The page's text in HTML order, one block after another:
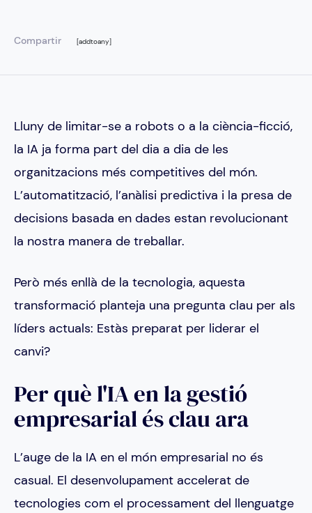
Compartir [addtoany]
Lluny de limitar-se a robots o a la ciència-ficció,
la IA ja forma part del dia a dia de les
organitzacions més competitives del món.
L’automatització, l’anàlisi predictiva i la presa de
decisions basada en dades estan revolucionant
la nostra manera de treballar.
Però més enllà de la tecnologia, aquesta
transformació planteja una pregunta clau per als
líders actuals: Estàs preparat per liderar el
canvi?
Per què l'IA en la gestió
empresarial és clau ara
L’auge de la IA en el món empresarial no és
casual. El desenvolupament accelerat de
tecnologies com el processament del llenguatge